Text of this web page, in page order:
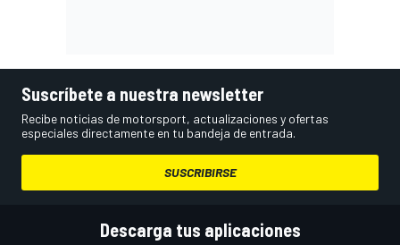
Suscríbete a nuestra newsletter
Recibe noticias de motorsport, actualizaciones y ofertas
especiales directamente en tu bandeja de entrada.
SUSCRIBIRSE
Descarga tus aplicaciones